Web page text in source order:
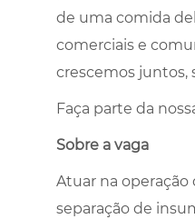
de uma comida
comerciais e
crescemos juntos,
Faça parte da
Sobre a vaga
Atuar na
separação de